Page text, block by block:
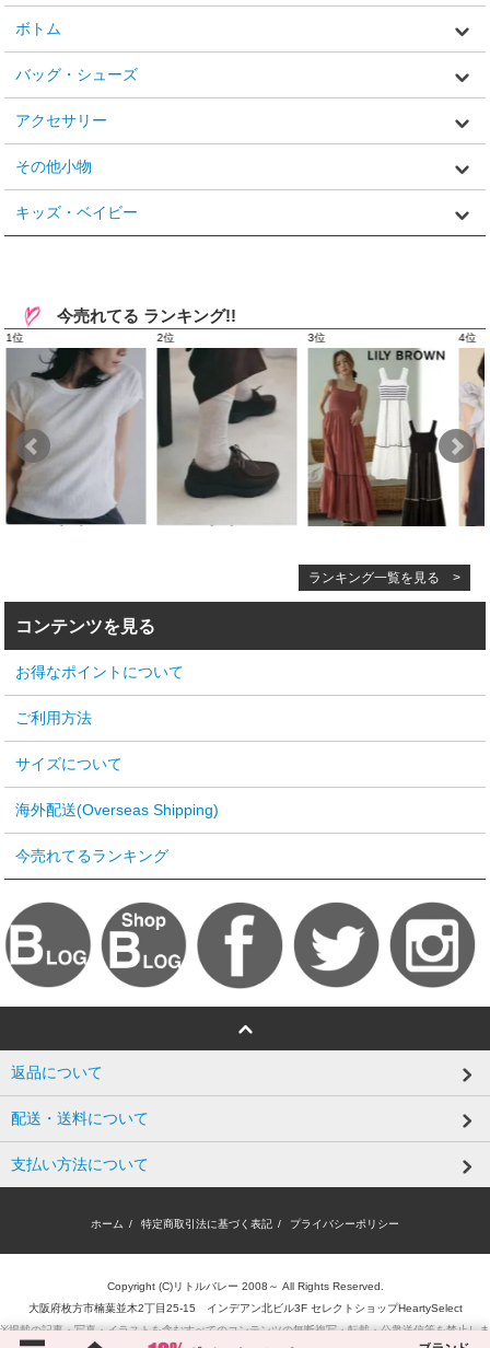
ボトム
バッグ・シューズ
アクセサリー
その他小物
キッズ・ベイビー
今売れてる ランキング!!
ランキング一覧を見る >
コンテンツを見る
お得なポイントについて
ご利用方法
サイズについて
海外配送(Overseas Shipping)
今売れてるランキング
返品について
配送・送料について
支払い方法について
ホーム / 特定商取引法に基づく表記 / プライバシーポリシー
Copyright (C)リトルバレー 2008～ All Rights Reserved.
大阪府枚方市楠葉並木2丁目25-15 インデアン北ビル3F セレクトショップHeartySelect
※掲載の記事・写真・イラストを含むすべてのコンテンツの無断複写・転載・公衆送信等を禁止しま